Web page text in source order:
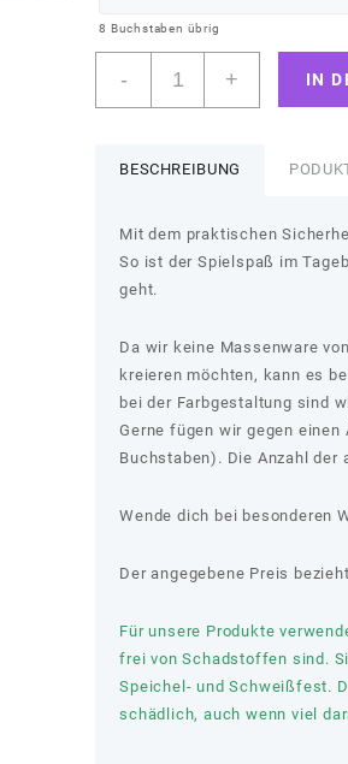
8 Buchstaben übrig
-
"Babygirl"
mit
Menge
+ IN
BESCHREIBUNG
Mit dem praktischen
So ist der Spielspaß im
geht.
Da wir keine Massenware
kreieren möchten, kann es
bei der Farbgestaltung sind
Gerne fügen wir gegen
Buchstaben). Die Anzahl der
Wende dich bei besonderen
Der angegebene Preis
Für unsere Produkte
frei von Schadstoffen sind.
Speichel- und Schweißfest.
schädlich, auch wenn viel